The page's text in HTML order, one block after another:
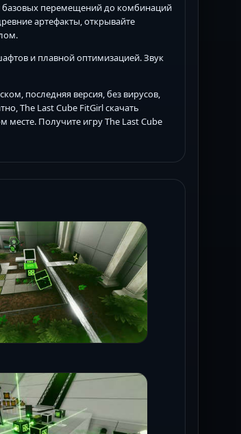
базовых перемещений до комбинаций
артефакты, открывайте
и плавной оптимизацией. Звук
последняя версия, без вирусов,
The Last Cube FitGirl скачать
месте. Получите игру The Last Cube